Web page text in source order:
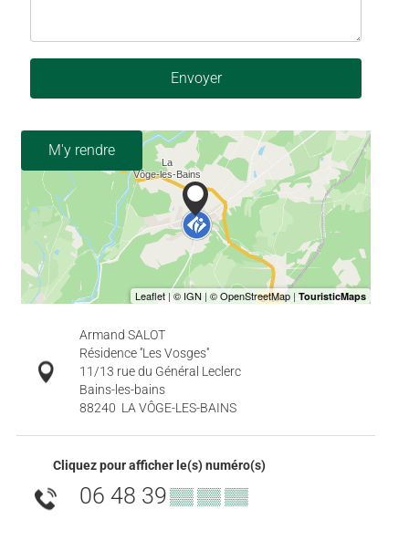
Envoyer
M'y rendre
Armand SALOT
Résidence ''Les Vosges''
11/13 rue du Général Leclerc
Bains-les-bains
88240 LA VÔGE-LES-BAINS
Cliquez pour afficher le(s) numéro(s)
06 48 39▒▒ ▒▒ ▒▒